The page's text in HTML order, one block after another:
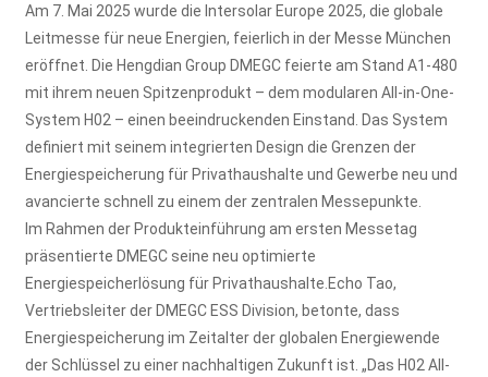
Am 7. Mai 2025 wurde die Intersolar Europe 2025, die globale
Leitmesse für neue Energien, feierlich in der Messe München
eröffnet. Die Hengdian Group DMEGC feierte am Stand A1-480
mit ihrem neuen Spitzenprodukt – dem modularen All-in-One-
System H02 – einen beeindruckenden Einstand. Das System
definiert mit seinem integrierten Design die Grenzen der
Energiespeicherung für Privathaushalte und Gewerbe neu und
avancierte schnell zu einem der zentralen Messepunkte.
Im Rahmen der Produkteinführung am ersten Messetag
präsentierte DMEGC seine neu optimierte
Energiespeicherlösung für Privathaushalte.Echo Tao,
Vertriebsleiter der DMEGC ESS Division, betonte, dass
Energiespeicherung im Zeitalter der globalen Energiewende
der Schlüssel zu einer nachhaltigen Zukunft ist. „Das H02 All-